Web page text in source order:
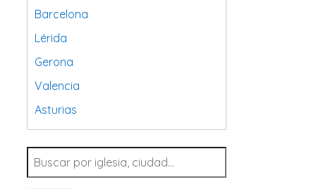
Barcelona
Lérida
Gerona
Valencia
Asturias
Tarragona
Navarra
Valladolid